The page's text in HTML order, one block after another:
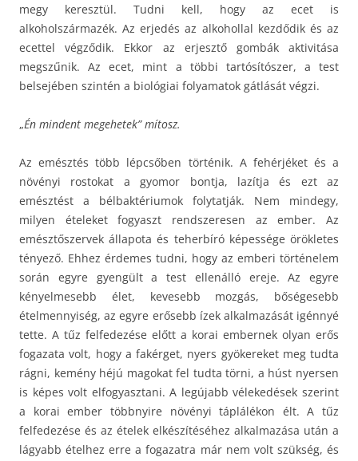
megy keresztül. Tudni kell, hogy az ecet is
alkoholszármazék. Az erjedés az alkohollal kezdődik és az
ecettel végződik. Ekkor az erjesztő gombák aktivitása
megszűnik. Az ecet, mint a többi tartósítószer, a test
belsejében szintén a biológiai folyamatok gátlását végzi.
„Én mindent megehetek” mítosz.
Az emésztés több lépcsőben történik. A fehérjéket és a
növényi rostokat a gyomor bontja, lazítja és ezt az
emésztést a bélbaktériumok folytatják. Nem mindegy,
milyen ételeket fogyaszt rendszeresen az ember. Az
emésztőszervek állapota és teherbíró képessége örökletes
tényező. Ehhez érdemes tudni, hogy az emberi történelem
során egyre gyengült a test ellenálló ereje. Az egyre
kényelmesebb élet, kevesebb mozgás, bőségesebb
ételmennyiség, az egyre erősebb ízek alkalmazását igénnyé
tette. A tűz felfedezése előtt a korai embernek olyan erős
fogazata volt, hogy a fakérget, nyers gyökereket meg tudta
rágni, kemény héjú magokat fel tudta törni, a húst nyersen
is képes volt elfogyasztani. A legújabb vélekedések szerint
a korai ember többnyire növényi táplálékon élt. A tűz
felfedezése és az ételek elkészítéséhez alkalmazása után a
lágyabb ételhez erre a fogazatra már nem volt szükség, és